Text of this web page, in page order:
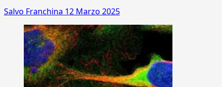
Salvo Franchina 12 Marzo 2025